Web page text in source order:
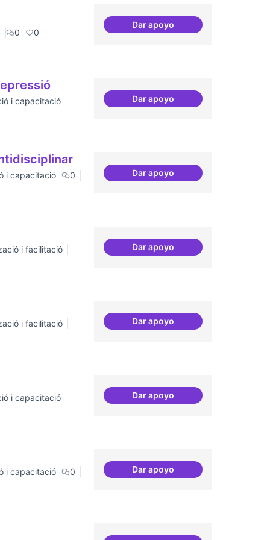
0 0
Dar apoyoTecnologies lliures en
i capacitació
Dar apoyoTècniques de seguretat
i capacitació
0
Dar apoyoTallers de col·laboració
i facilitació
Dar apoyoSuport a projectes digitals i
i facilitació
Dar apoyoSuport a projectes digitals i
i capacitació
Dar apoyoServei estable de migració al
i capacitació
0
Dar apoyoSensibilització FLOSS